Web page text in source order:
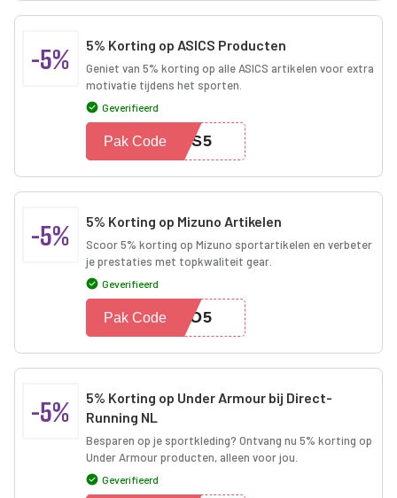
-5% 5% Korting op ASICS Producten
Geniet van 5% korting op alle ASICS artikelen voor extra
motivatie tijdens het sporten.
Geverifieerd
ICS5
Pak Code
-5% 5% Korting op Mizuno Artikelen
Scoor 5% korting op Mizuno sportartikelen en verbeter
je prestaties met topkwaliteit gear.
Geverifieerd
UNO5
Pak Code
-5%
5% Korting op Under Armour bij Direct-
Running NL
Besparen op je sportkleding? Ontvang nu 5% korting op
Under Armour producten, alleen voor jou.
Geverifieerd